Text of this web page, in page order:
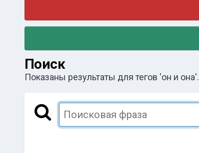
Поиск
Показаны результаты для тегов 'он и она'.